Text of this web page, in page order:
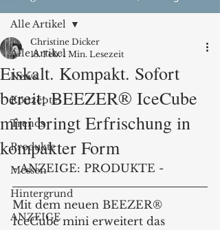
Alle Artikel
News
Konzepte
Trends
Produkte
Messen
Hintergrund
ANZEIGE
Alle Artikel
Eiskalt. Kompakt. Sofort
bereit: BEEZER® IceCube
mini bringt Erfrischung in
kompakter Form
Christine Dicker
18. Feb. 1 Min. Lesezeit
- ANZEIGE: PRODUKTE -
Mit dem neuen BEEZER®
IceCube mini erweitert das